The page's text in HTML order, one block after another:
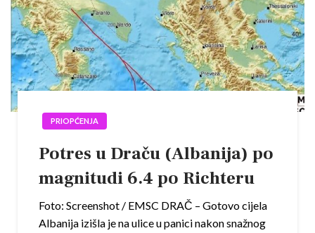
PRIOPĆENJA
Potres u Draču (Albanija) po
magnitudi 6.4 po Richteru
Foto: Screenshot / EMSC DRAČ – Gotovo cijela
Albanija izišla je na ulice u panici nakon snažnog